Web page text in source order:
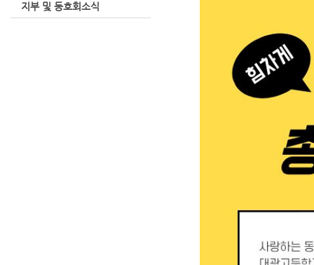
지부 및 동호회소식